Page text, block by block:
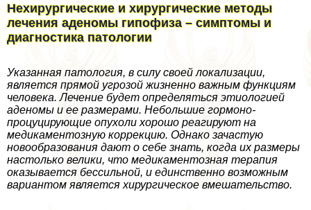
Нехирургические и хирургические методы
лечения аденомы гипофиза – симптомы и
диагностика патологии
Указанная патология, в силу своей локализации,
является прямой угрозой жизненно важным функциям
человека. Лечение будет определяться этиологией
аденомы и ее размерами. Небольшие гормоно-
процуцирующие опухоли хорошо реагируют на
медикаментозную коррекцию. Однако зачастую
новообразования дают о себе знать, когда их размеры
настолько велики, что медикаментозная терапия
оказывается бессильной, и единственно возможным
вариантом является хирургическое вмешательство.